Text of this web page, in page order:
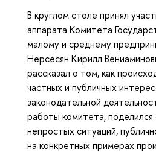
В круглом столе принял
аппарата Комитета
малому и среднему
Нерсесян Кирилл
рассказал о том, как
частных и публичных
законодательной
работы комитета,
непростых ситуаций,
на конкретных примерах